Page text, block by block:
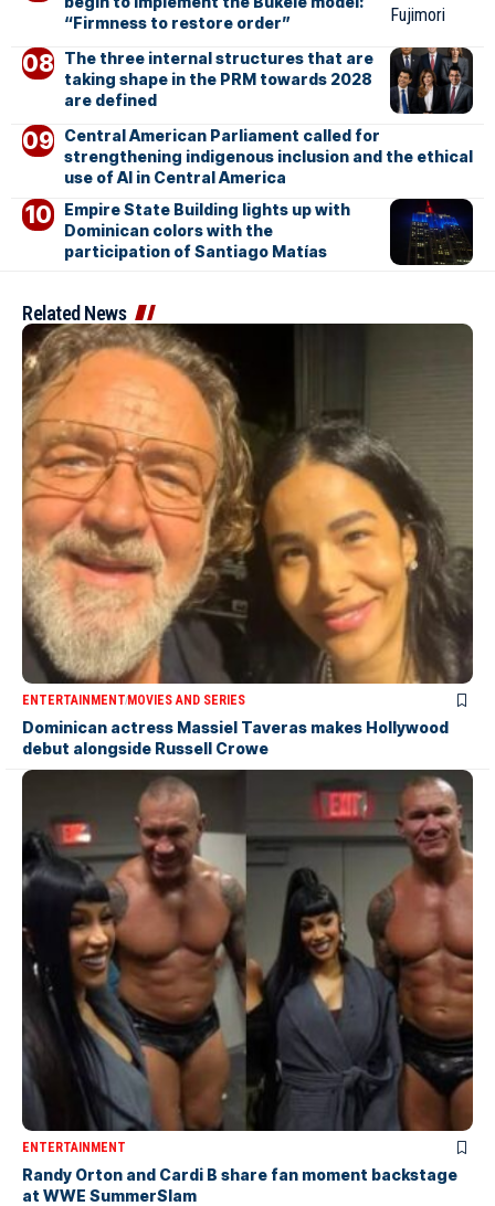
“Firmness to restore order”
The three internal structures that are
taking shape in the PRM towards 2028
are defined
Central American Parliament called for
strengthening indigenous inclusion and the ethical
use of AI in Central America
Empire State Building lights up with
Dominican colors with the
participation of Santiago Matías
Related News
ENTERTAINMENTMOVIES AND SERIES
Dominican actress Massiel Taveras makes Hollywood
debut alongside Russell Crowe
ENTERTAINMENT
Randy Orton and Cardi B share fan moment backstage
at WWE SummerSlam